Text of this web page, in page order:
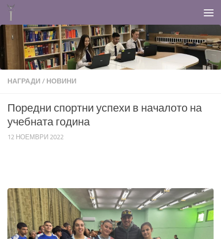
НАГРАДИ / НОВИНИ
Поредни спортни успехи в началото на
учебната година
12 НОЕМВРИ 2022